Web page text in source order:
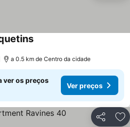
Ver preços
a 0.5 km de Centro da cidade
ver os preços
Ver preços
Partilhar